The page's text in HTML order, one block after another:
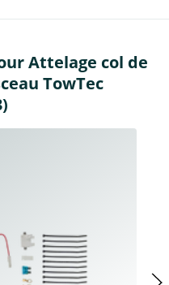
Attelage col de
TowTec